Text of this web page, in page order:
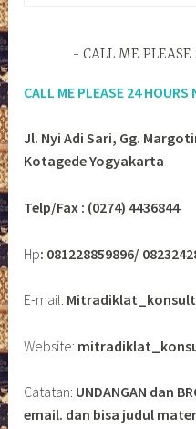
CALL ME
CALL ME PLEASE 24 HOURS
Jl. Nyi Adi Sari, Gg.
Kotagede Yogyakarta
Telp/Fax : (0274) 4436844
Hp: 081228859896/
E-mail:
Website:
Catatan: UNDANGAN dan
email. dan bisa judul